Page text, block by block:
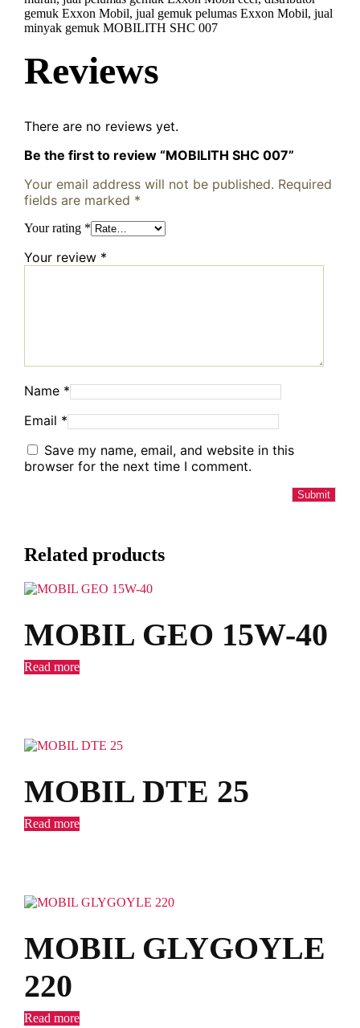
gemuk Exxon Mobil, jual gemuk pelumas Exxon Mobil, jual
minyak gemuk MOBILITH SHC 007
Reviews
There are no reviews yet.
Be the first to review “MOBILITH SHC 007”
Your email address will not be published. Required
fields are marked *
Your rating *
Your review *
Name *
Email *
Save my name, email, and website in this
browser for the next time I comment.
Related products
MOBIL GEO 15W-40
Read more
MOBIL DTE 25
Read more
MOBIL GLYGOYLE
220
Read more